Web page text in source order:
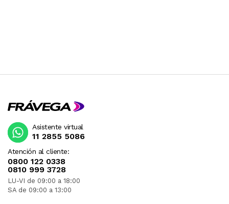
Atención al cliente:
0800 122 0338
0810 999 3728
LU-VI de 09:00 a 18:00
SA de 09:00 a 13:00
Asistente virtual
11 2855 5086